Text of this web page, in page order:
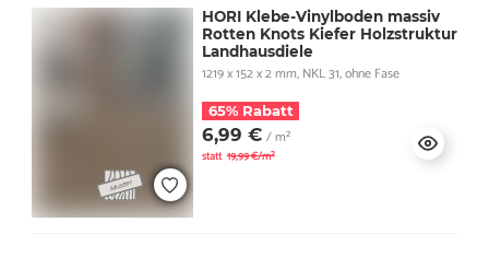
HORI Klebe-Vinylboden massiv
Rotten Knots Kiefer Holzstruktur
Landhausdiele
1219 x 152 x 2 mm, NKL 31, ohne Fase
65% Rabatt
6,99 € / m²
statt 19,99 €/m²